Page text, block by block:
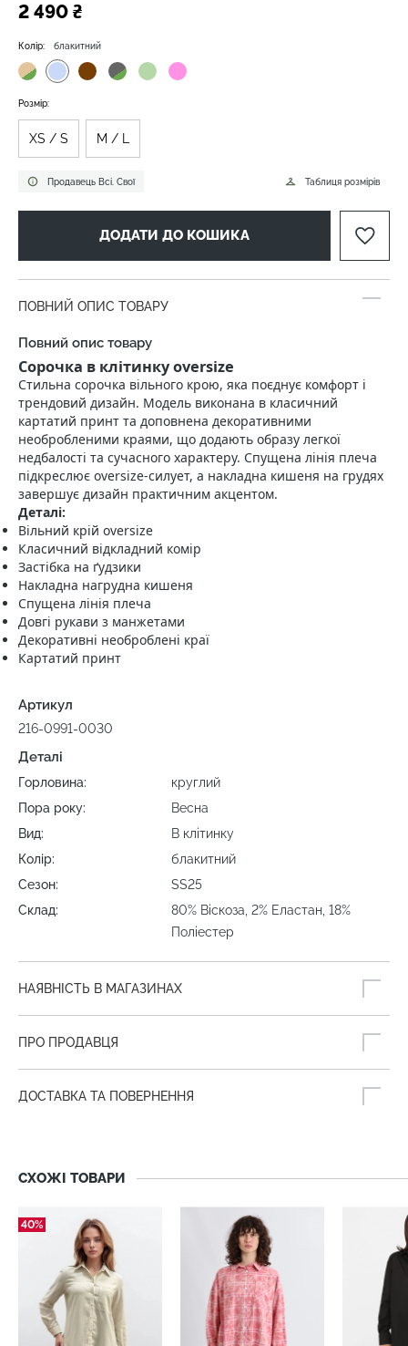
2 490 ₴
Продавець Всі. Свої
Колір: блакитний
Таблиця розмірів
Розмір:
XS / S M / L
ДОДАТИ ДО КОШИКА
ПОВНИЙ ОПИС ТОВАРУ
Повний опис товару
Сорочка в клітинку oversize
Стильна сорочка вільного крою, яка поєднує комфорт і
трендовий дизайн. Модель виконана в класичний
картатий принт та доповнена декоративними
необробленими краями, що додають образу легкої
недбалості та сучасного характеру. Спущена лінія плеча
підкреслює oversize-силует, а накладна кишеня на грудях
завершує дизайн практичним акцентом.
Деталі:
Вільний крій oversize
Класичний відкладний комір
Застібка на ґудзики
Накладна нагрудна кишеня
Спущена лінія плеча
Довгі рукави з манжетами
Декоративні необроблені краї
Картатий принт
Артикул
216-0991-0030
Деталі
Горловина:
круглий
Пора року:
Весна
Вид:
В клітинку
Колір:
блакитний
Сезон:
SS25
Склад:
80% Віскоза, 2% Еластан, 18%
Поліестер
НАЯВНІСТЬ В МАГАЗИНАХ
ПРО ПРОДАВЦЯ
ДОСТАВКА ТА ПОВЕРНЕННЯ
СХОЖІ ТОВАРИ
40%